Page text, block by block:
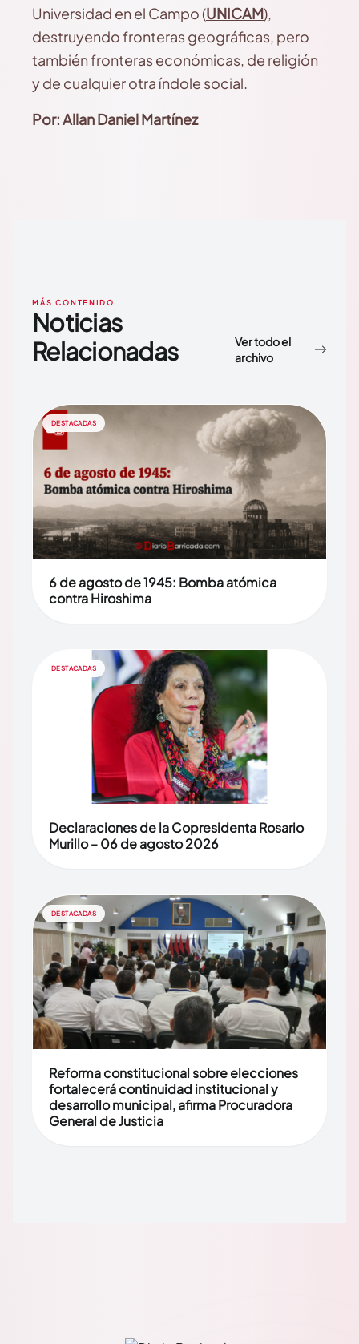
Universidad en el Campo (UNICAM),
destruyendo fronteras geográficas, pero
también fronteras económicas, de religión
y de cualquier otra índole social.
Por: Allan Daniel Martínez
MÁS CONTENIDO
Noticias
Relacionadas
Ver todo el
archivo
DESTACADAS
6 de agosto de 1945: Bomba atómica
contra Hiroshima
DESTACADAS
Declaraciones de la Copresidenta Rosario
Murillo – 06 de agosto 2026
DESTACADAS
Reforma constitucional sobre elecciones
fortalecerá continuidad institucional y
desarrollo municipal, afirma Procuradora
General de Justicia